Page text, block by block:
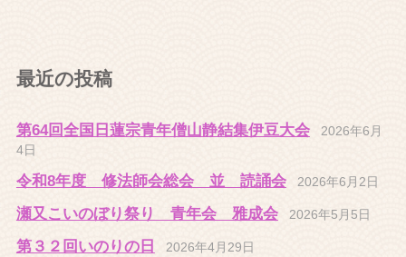
最近の投稿
第64回全国日蓮宗青年僧山静結集伊豆大会
2026年6月
4日
令和8年度 修法師会総会 並 読誦会 2026年6月2日
瀬又こいのぼり祭り 青年会 雅成会 2026年5月5日
第３２回いのりの日 2026年4月29日